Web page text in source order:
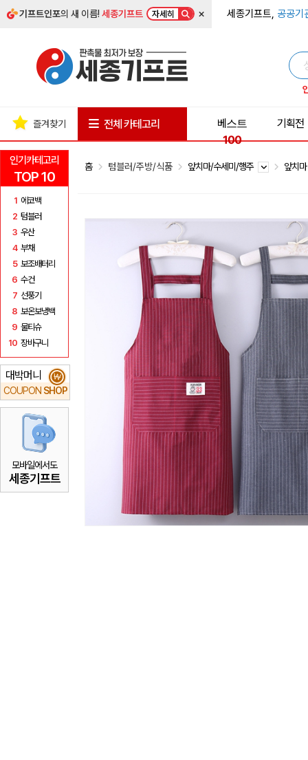
기프트인포의 새 이름!세종기프트 자세히 × 세종기프트, 공공기
인기카테고리
TOP 10
1 에코백
2 텀블러
3 우산
4 부채
5 보조배터리
6 수건
7 선풍기
8 보온보냉백
9 물티슈
10 장바구니
대박머니
COUPON SHOP
₩
모바일에서도
세종기프트
즐겨찾기 전체 카테고리
베스트
100
기획전
홈 텀블러/주방/식품 앞치마/수세미/행주 앞치